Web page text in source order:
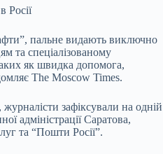
Росії
пальне видають виключно
та спеціалізованому
як швидка допомога,
The Moscow Times.
зафіксували на одній
адміністрації Саратова,
та “Пошти Росії”.